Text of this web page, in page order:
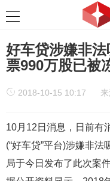
好车贷涉嫌非
票990万股已被
2018-10-15 10:17 来
10月12日消息，日前有
(“好车贷”平台)涉嫌非
局于今日发布了此次案